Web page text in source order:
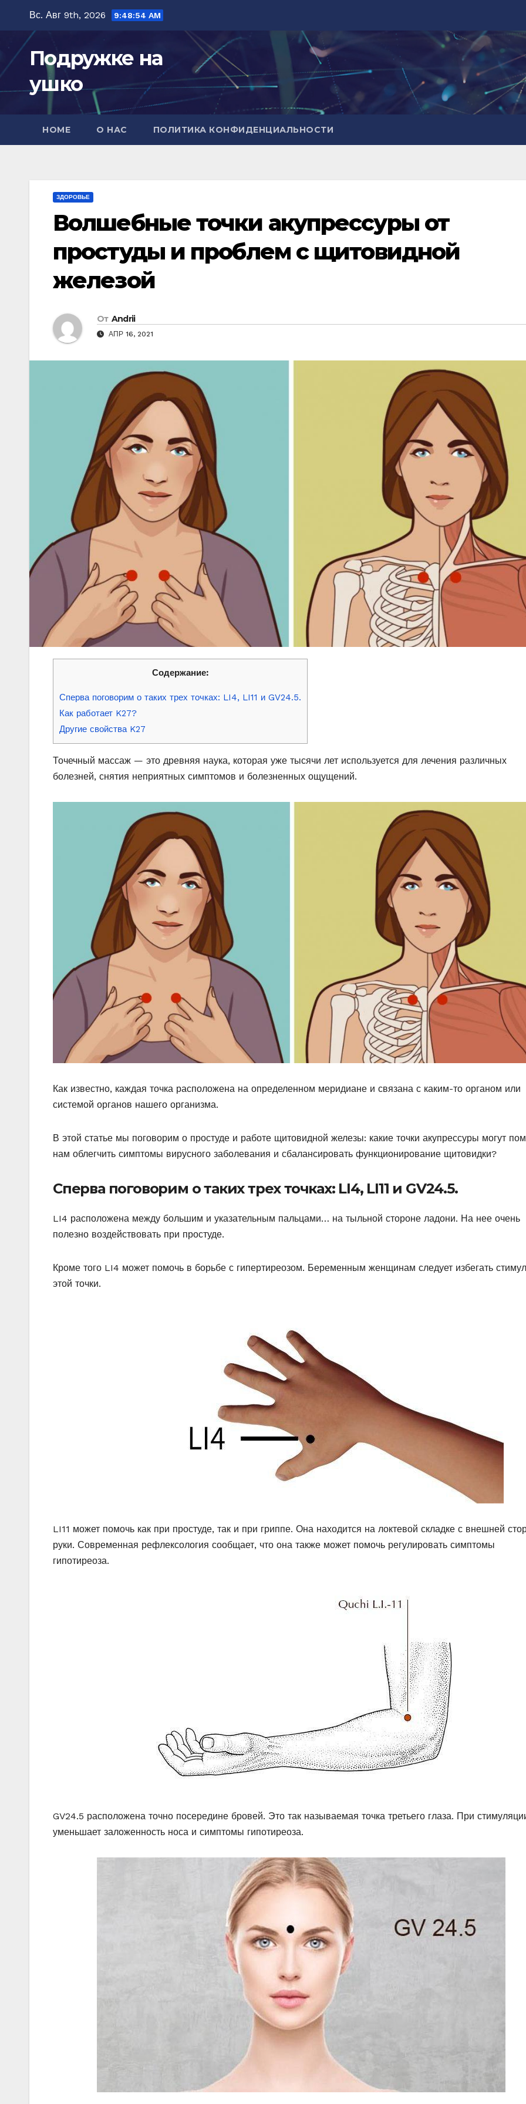
содержимому
Вс. Авг 9th, 2026 9:48:55 AM
Подружке на
ушко
HOME О НАС ПОЛИТИКА КОНФИДЕНЦИАЛЬНОСТИ
ЗДОРОВЬЕ
Волшебные точки акупрессуры от
простуды и проблем с щитовидной
железой
От Andrii
АПР 16, 2021
Содержание:
Сперва поговорим о таких трех точках: LI4, LI11 и GV24.5.
Как работает K27?
Другие свойства K27
Точечный массаж — это древняя наука, которая уже тысячи лет используется для лечения различных
болезней, снятия неприятных симптомов и болезненных ощущений.
Как известно, каждая точка расположена на определенном меридиане и связана с каким-то органом или
системой органов нашего организма.
В этой статье мы поговорим о простуде и работе щитовидной железы: какие точки акупрессуры могут
нам облегчить симптомы вирусного заболевания и сбалансировать функционирование щитовидки?
Сперва поговорим о таких трех точках: LI4, LI11 и GV24.5.
LI4 расположена между большим и указательным пальцами… на тыльной стороне ладони. На нее очень
полезно воздействовать при простуде.
Кроме того LI4 может помочь в борьбе с гипертиреозом. Беременным женщинам следует избегать
этой точки.
LI11 может помочь как при простуде, так и при гриппе. Она находится на локтевой складке с внешней
руки. Современная рефлексология сообщает, что она также может помочь регулировать симптомы
гипотиреоза.
GV24.5 расположена точно посередине бровей. Это так называемая точка третьего глаза. При
уменьшает заложенность носа и симптомы гипотиреоза.